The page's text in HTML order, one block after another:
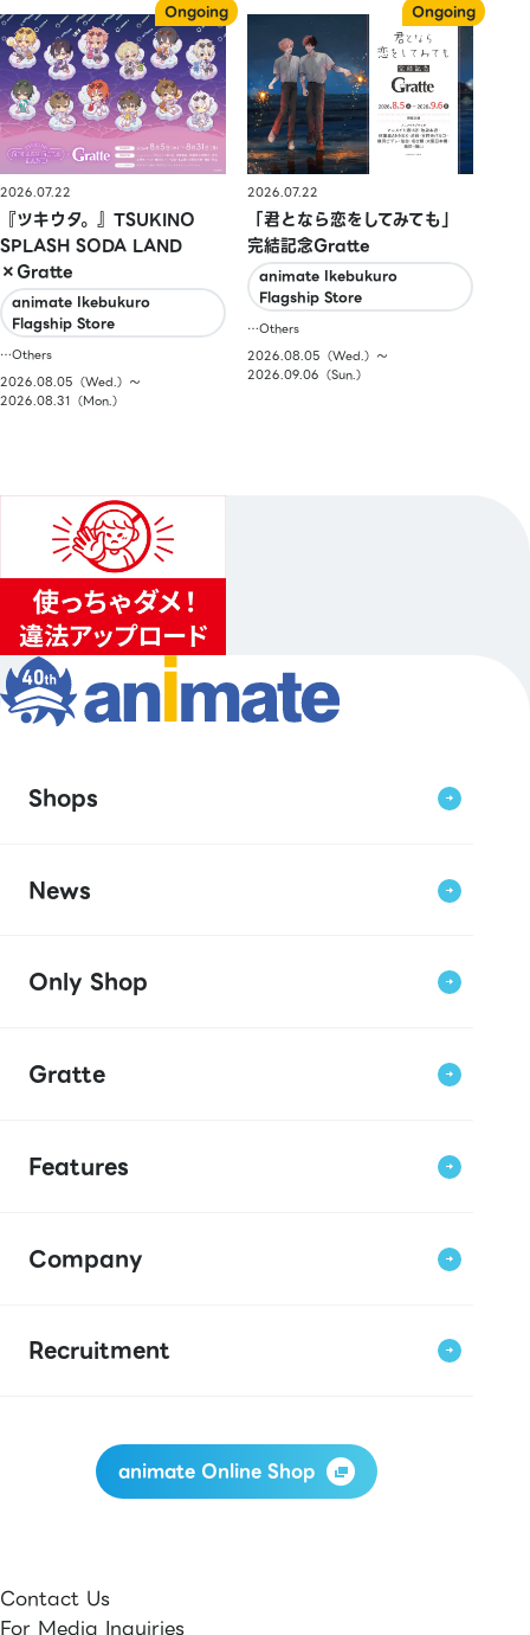
2026.07.22
『ツキウタ。』TSUKINO
SPLASH SODA LAND
×Gratte
animate Ikebukuro
Flagship Store
…Others
2026.08.05（Wed.）〜
2026.08.31（Mon.）
2026.07.22
「君となら恋をしてみても」
完結記念Gratte
animate Ikebukuro
Flagship Store
…Others
2026.08.05（Wed.）〜
2026.09.06（Sun.）
Shops
News
Only Shop
Gratte
Features
Company
Recruitment
animate Online Shop
Contact Us
For Media Inquiries